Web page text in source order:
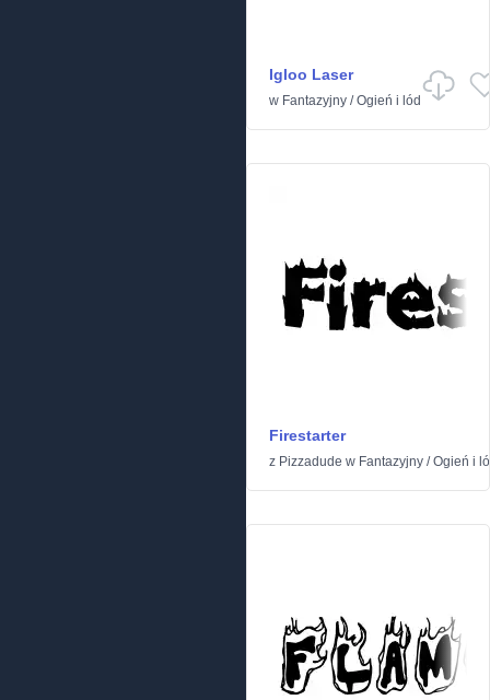
Igloo Laser
w Fantazyjny /Ogień i lód
Firestarter
z Pizzadude w Fantazyjny /Ogień i